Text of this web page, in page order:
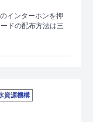
インターホンを押
ドの配布方法は三
資源機構